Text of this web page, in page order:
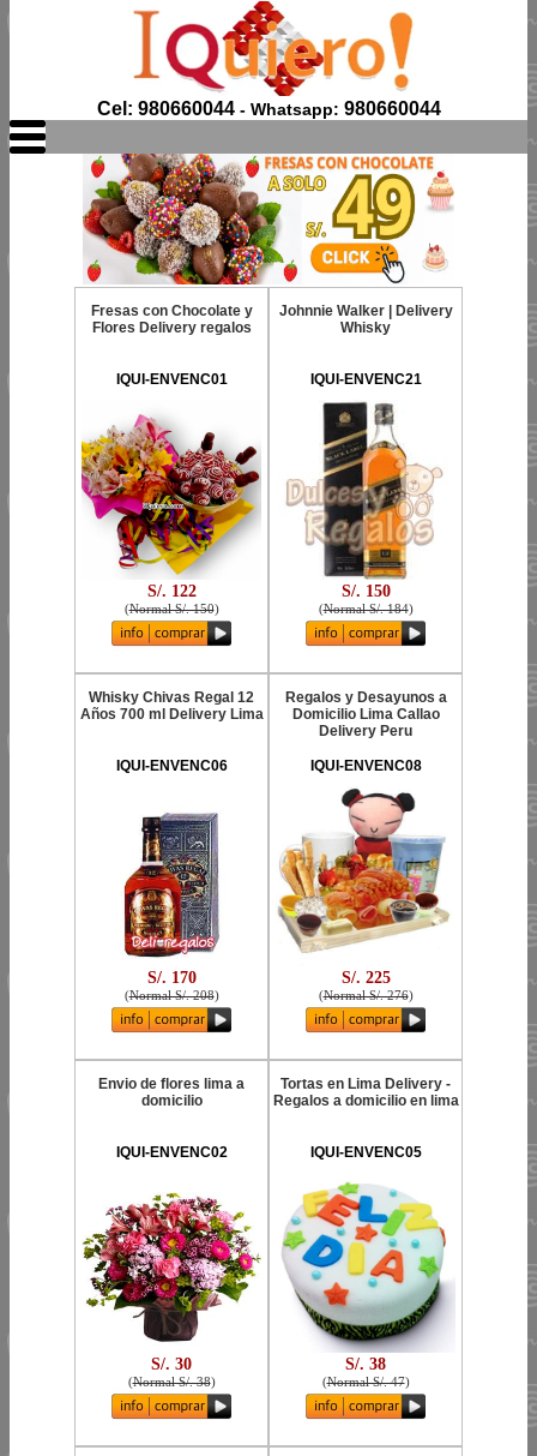
Cel: 980660044- Whatsapp: 980660044
Fresas con Chocolate y
Flores Delivery regalos
IQUI-ENVENC01
S/. 122
(Normal S/. 150)
Johnnie Walker | Delivery
Whisky
IQUI-ENVENC21
S/. 150
(Normal S/. 184)
Whisky Chivas Regal 12
Años 700 ml Delivery Lima
IQUI-ENVENC06
S/. 170
(Normal S/. 208)
Regalos y Desayunos a
Domicilio Lima Callao
Delivery Peru
IQUI-ENVENC08
S/. 225
(Normal S/. 276)
Envio de flores lima a
domicilio
IQUI-ENVENC02
S/. 30
(Normal S/. 38)
Tortas en Lima Delivery -
Regalos a domicilio en lima
IQUI-ENVENC05
S/. 38
(Normal S/. 47)